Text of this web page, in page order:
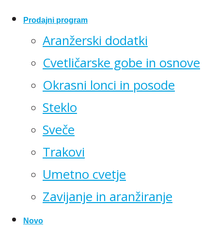
Prodajni program
Aranžerski dodatki
Cvetličarske gobe in osnove
Okrasni lonci in posode
Steklo
Sveče
Trakovi
Umetno cvetje
Zavijanje in aranžiranje
Novo